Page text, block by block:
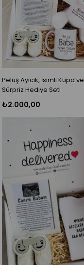
Peluş Ayıcık, İsimli Kupa ve
Sürpriz Hediye Seti
₺2.000,00